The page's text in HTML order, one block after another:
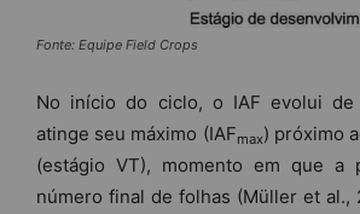
Fonte: Equipe Field Crops
No início do ciclo, o IAF evolui
atinge seu máximo (IAFmax) próximo
(estágio VT), momento em que a
número final de folhas (Müller et al.,